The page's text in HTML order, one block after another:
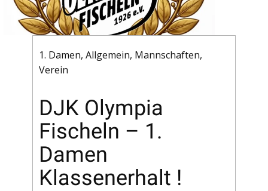
1. Damen, Allgemein, Mannschaften,
Verein
DJK Olympia
Fischeln – 1.
Damen
Klassenerhalt !